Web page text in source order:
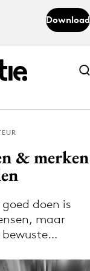
Download
Abonneer nu
Abonneer nu
Adformatie
& merken
doen is
maar
bewuste…